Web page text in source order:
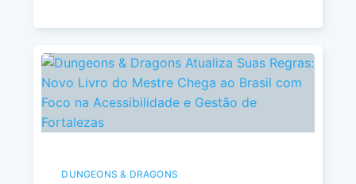
DUNGEONS & DRAGONS